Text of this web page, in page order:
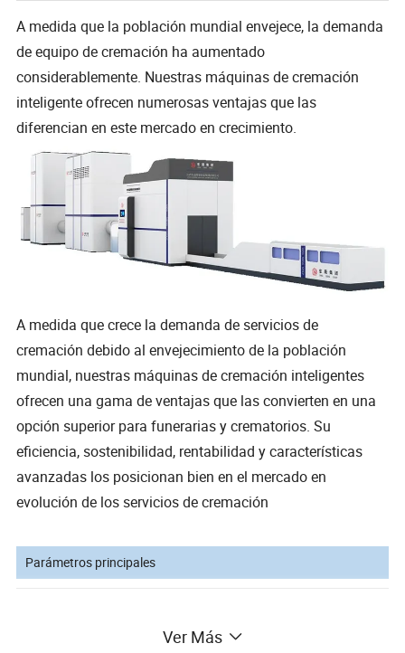
A medida que la población mundial envejece, la demanda
de equipo de cremación ha aumentado
considerablemente. Nuestras máquinas de cremación
inteligente ofrecen numerosas ventajas que las
diferencian en este mercado en crecimiento.
A medida que crece la demanda de servicios de
cremación debido al envejecimiento de la población
mundial, nuestras máquinas de cremación inteligentes
ofrecen una gama de ventajas que las convierten en una
opción superior para funerarias y crematorios. Su
eficiencia, sostenibilidad, rentabilidad y características
avanzadas los posicionan bien en el mercado en
evolución de los servicios de cremación
Parámetros principales
Ver Más